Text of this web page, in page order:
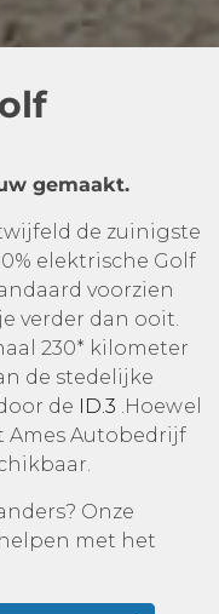
gemaakt.
de zuinigste
elektrische Golf
voorzien
verder dan ooit.
230* kilometer
de stedelijke
de ID.3 .Hoewel
Ames Autobedrijf
Onze
met het